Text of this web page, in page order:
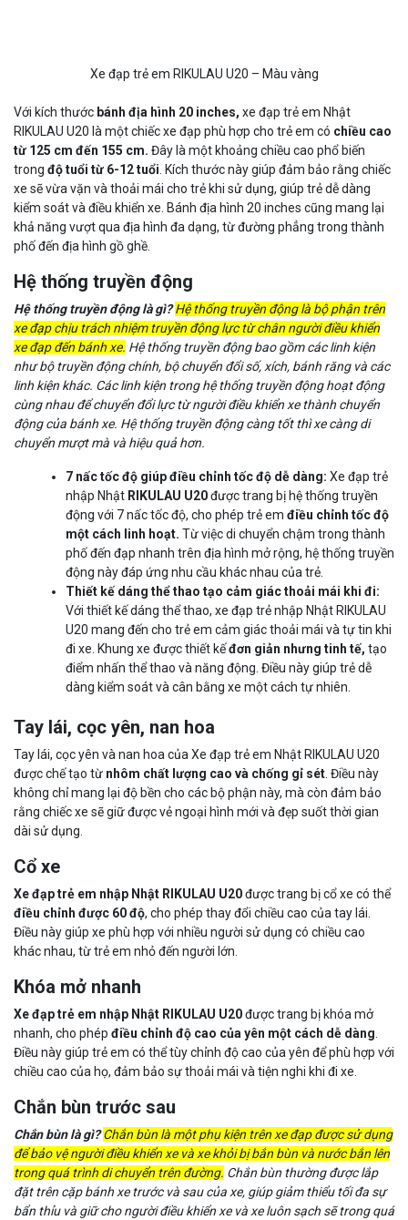
Xe đạp trẻ em RIKULAU U20 – Màu vàng
Với kích thước bánh địa hình 20 inches, xe đạp trẻ em Nhật
RIKULAU U20 là một chiếc xe đạp phù hợp cho trẻ em có chiều cao
từ 125 cm đến 155 cm. Đây là một khoảng chiều cao phổ biến
trong độ tuổi từ 6-12 tuổi. Kích thước này giúp đảm bảo rằng chiếc
xe sẽ vừa vặn và thoải mái cho trẻ khi sử dụng, giúp trẻ dễ dàng
kiểm soát và điều khiển xe. Bánh địa hình 20 inches cũng mang lại
khả năng vượt qua địa hình đa dạng, từ đường phẳng trong thành
phố đến địa hình gồ ghề.
Hệ thống truyền động
Hệ thống truyền động là gì? Hệ thống truyền động là bộ phận trên
xe đạp chịu trách nhiệm truyền động lực từ chân người điều khiển
xe đạp đến bánh xe. Hệ thống truyền động bao gồm các linh kiện
như bộ truyền động chính, bộ chuyển đổi số, xích, bánh răng và các
linh kiện khác. Các linh kiện trong hệ thống truyền động hoạt động
cùng nhau để chuyển đổi lực từ người điều khiển xe thành chuyển
động của bánh xe. Hệ thống truyền động càng tốt thì xe càng di
chuyển mượt mà và hiệu quả hơn.
7 nấc tốc độ giúp điều chỉnh tốc độ dễ dàng: Xe đạp trẻ
nhập Nhật RIKULAU U20được trang bị hệ thống truyền
động với 7 nấc tốc độ, cho phép trẻ em điều chỉnh tốc độ
một cách linh hoạt. Từ việc di chuyển chậm trong thành
phố đến đạp nhanh trên địa hình mở rộng, hệ thống truyền
động này đáp ứng nhu cầu khác nhau của trẻ.
Thiết kế dáng thể thao tạo cảm giác thoải mái khi đi:
Với thiết kế dáng thể thao, xe đạp trẻ nhập Nhật RIKULAU
U20 mang đến cho trẻ em cảm giác thoải mái và tự tin khi
đi xe. Khung xe được thiết kếđơn giản nhưng tinh tế, tạo
điểm nhấn thể thao và năng động. Điều này giúp trẻ dễ
dàng kiểm soát và cân bằng xe một cách tự nhiên.
Tay lái, cọc yên, nan hoa
Tay lái, cọc yên và nan hoa của Xe đạp trẻ em Nhật RIKULAU U20
được chế tạo từ nhôm chất lượng cao và chống gỉ sét. Điều này
không chỉ mang lại độ bền cho các bộ phận này, mà còn đảm bảo
rằng chiếc xe sẽ giữ được vẻ ngoại hình mới và đẹp suốt thời gian
dài sử dụng.
Cổ xe
Xe đạp trẻ em nhập Nhật RIKULAU U20được trang bị cổ xe có thể
điều chỉnh được 60 độ, cho phép thay đổi chiều cao của tay lái.
Điều này giúp xe phù hợp với nhiều người sử dụng có chiều cao
khác nhau, từ trẻ em nhỏ đến người lớn.
Khóa mở nhanh
Xe đạp trẻ em nhập Nhật RIKULAU U20được trang bị khóa mở
nhanh, cho phép điều chỉnh độ cao của yên một cách dễ dàng.
Điều này giúp trẻ em có thể tùy chỉnh độ cao của yên để phù hợp với
chiều cao của họ, đảm bảo sự thoải mái và tiện nghi khi đi xe.
Chắn bùn trước sau
Chắn bùn là gì? Chắn bùn là một phụ kiện trên xe đạp được sử dụng
để bảo vệ người điều khiển xe và xe khỏi bị bắn bùn và nước bắn lên
trong quá trình di chuyển trên đường. Chắn bùn thường được lắp
đặt trên cặp bánh xe trước và sau của xe, giúp giảm thiểu tối đa sự
bẩn thỉu và giữ cho người điều khiển xe và xe luôn sạch sẽ trong quá